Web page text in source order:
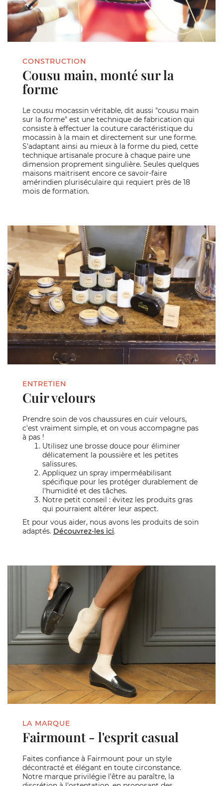
CONSTRUCTION
Cousu main, monté sur la
forme
Le cousu mocassin véritable, dit aussi "cousu main
sur la forme" est une technique de fabrication qui
consiste à effectuer la couture caractéristique du
mocassin à la main et directement sur une forme.
S'adaptant ainsi au mieux à la forme du pied, cette
technique artisanale procure à chaque paire une
dimension proprement singulière. Seules quelques
maisons maitrisent encore ce savoir-faire
amérindien pluriséculaire qui requiert près de 18
mois de formation.
ENTRETIEN
Cuir velours
Prendre soin de vos chaussures en cuir velours,
c'est vraiment simple, et on vous accompagne pas
à pas !
Utilisez une brosse douce pour éliminer
délicatement la poussière et les petites
salissures.
Appliquez un spray imperméabilisant
spécifique pour les protéger durablement de
l'humidité et des tâches.
Notre petit conseil : évitez les produits gras
qui pourraient altérer leur aspect.
Et pour vous aider, nous avons les produits de soin
adaptés. Découvrez-les ici.
LA MARQUE
Fairmount - l'esprit casual
Faites confiance à Fairmount pour un style
décontracté et élégant en toute circonstance.
Notre marque privilégie l'être au paraître, la